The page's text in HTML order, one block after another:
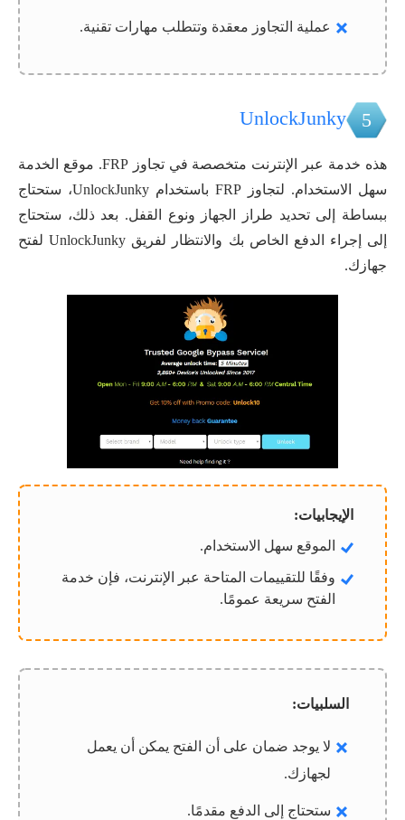
عملية التجاوز معقدة وتتطلب مهارات تقنية.
5
UnlockJunky
هذه خدمة عبر الإنترنت متخصصة في تجاوز FRP. موقع الخدمة
سهل الاستخدام. لتجاوز FRP باستخدام UnlockJunky، ستحتاج
ببساطة إلى تحديد طراز الجهاز ونوع القفل. بعد ذلك، ستحتاج
إلى إجراء الدفع الخاص بك والانتظار لفريق UnlockJunky لفتح
جهازك.
الإيجابيات:
الموقع سهل الاستخدام.
وفقًا للتقييمات المتاحة عبر الإنترنت، فإن خدمة
الفتح سريعة عمومًا.
السلبيات:
لا يوجد ضمان على أن الفتح يمكن أن يعمل
لجهازك.
ستحتاج إلى الدفع مقدمًا.